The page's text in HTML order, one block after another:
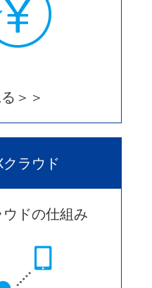
＞＞
ラウド
ドの仕組み